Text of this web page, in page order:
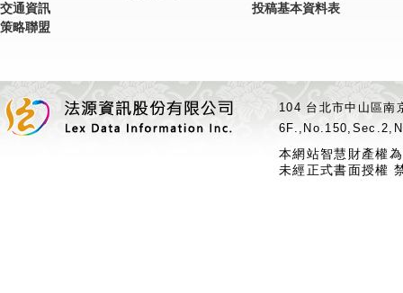
交通資訊
策略聯盟
投稿基本資料表
104 台北市中山區
本網站智慧財產權
未經正式書面授權